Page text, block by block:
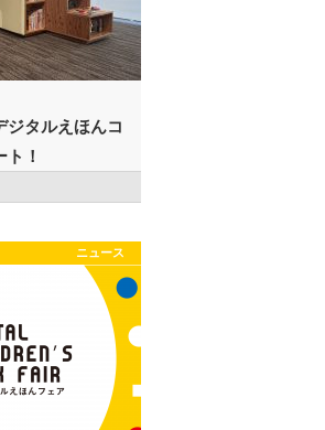
ジタルえほんコ
！
ニュース